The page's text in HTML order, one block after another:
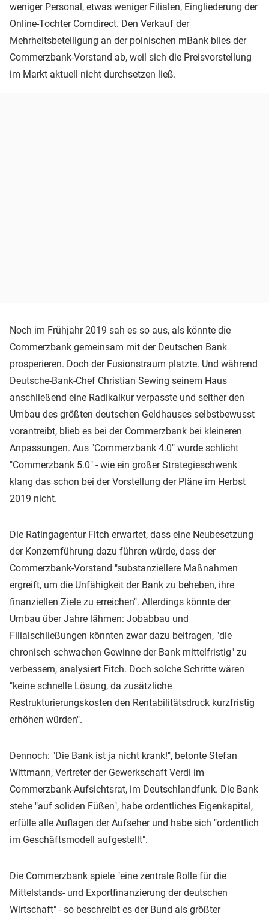
weniger Personal, etwas weniger Filialen, Eingliederung der
Online-Tochter Comdirect. Den Verkauf der
Mehrheitsbeteiligung an der polnischen mBank blies der
Commerzbank-Vorstand ab, weil sich die Preisvorstellung
im Markt aktuell nicht durchsetzen ließ.
Noch im Frühjahr 2019 sah es so aus, als könnte die
Commerzbank gemeinsam mit der Deutschen Bank
prosperieren. Doch der Fusionstraum platzte. Und während
Deutsche-Bank-Chef Christian Sewing seinem Haus
anschließend eine Radikalkur verpasste und seither den
Umbau des größten deutschen Geldhauses selbstbewusst
vorantreibt, blieb es bei der Commerzbank bei kleineren
Anpassungen. Aus "Commerzbank 4.0" wurde schlicht
"Commerzbank 5.0" - wie ein großer Strategieschwenk
klang das schon bei der Vorstellung der Pläne im Herbst
2019 nicht.
Die Ratingagentur Fitch erwartet, dass eine Neubesetzung
der Konzernführung dazu führen würde, dass der
Commerzbank-Vorstand "substanziellere Maßnahmen
ergreift, um die Unfähigkeit der Bank zu beheben, ihre
finanziellen Ziele zu erreichen". Allerdings könnte der
Umbau über Jahre lähmen: Jobabbau und
Filialschließungen könnten zwar dazu beitragen, "die
chronisch schwachen Gewinne der Bank mittelfristig" zu
verbessern, analysiert Fitch. Doch solche Schritte wären
"keine schnelle Lösung, da zusätzliche
Restrukturierungskosten den Rentabilitätsdruck kurzfristig
erhöhen würden".
Dennoch: "Die Bank ist ja nicht krank!", betonte Stefan
Wittmann, Vertreter der Gewerkschaft Verdi im
Commerzbank-Aufsichtsrat, im Deutschlandfunk. Die Bank
stehe "auf soliden Füßen", habe ordentliches Eigenkapital,
erfülle alle Auflagen der Aufseher und habe sich "ordentlich
im Geschäftsmodell aufgestellt".
Die Commerzbank spiele "eine zentrale Rolle für die
Mittelstands- und Exportfinanzierung der deutschen
Wirtschaft" - so beschreibt es der Bund als größter